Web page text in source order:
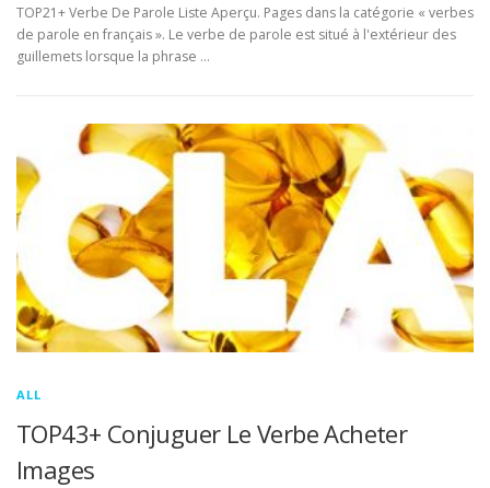
TOP21+ Verbe De Parole Liste Aperçu. Pages dans la catégorie « verbes
de parole en français ». Le verbe de parole est situé à l'extérieur des
guillemets lorsque la phrase …
ALL
TOP43+ Conjuguer Le Verbe Acheter
Images